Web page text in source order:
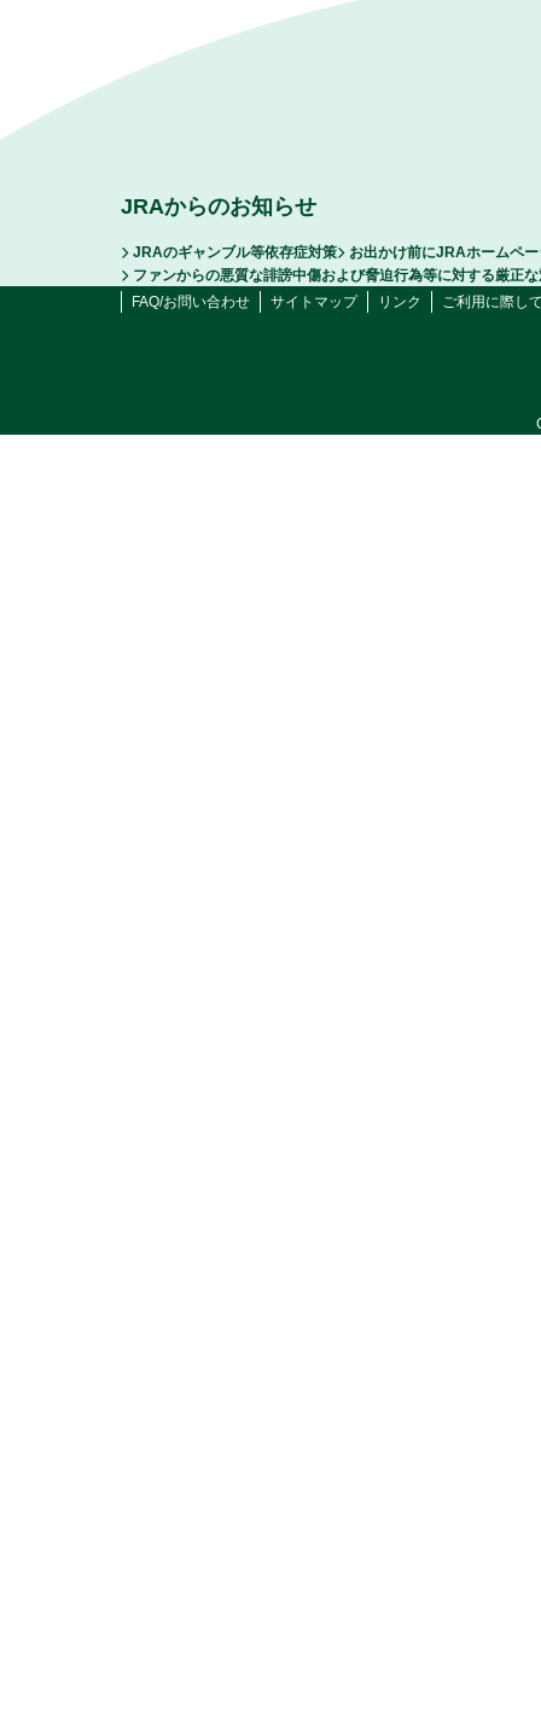
JRAからのお知らせ
JRAのギャンブル等依存症対策
お出かけ前にJRAホームペ
ファンからの悪質な誹謗中傷および脅迫行為等に対する厳正
FAQ/お問い合わせ
サイトマップ リンク ご利用に際し